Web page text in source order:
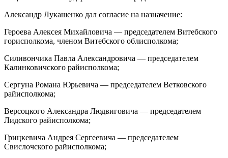
Александр Лукашенко дал согласие на назначение:
Героева Алексея Михайловича — председателем Витебского
горисполкома, членом Витебского облисполкома;
Силивончика Павла Александровича — председателем
Калинковичского райисполкома;
Сергуна Романа Юрьевича — председателем Ветковского
райисполкома;
Версоцкого Александра Людвиговича — председателем
Лидского райисполкома;
Грицкевича Андрея Сергеевича — председателем
Свислочского райисполкома;